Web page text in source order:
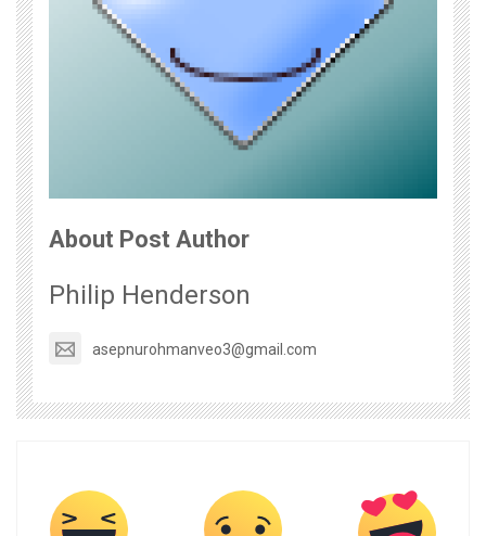
About Post Author
Philip Henderson
asepnurohmanveo3@gmail.com